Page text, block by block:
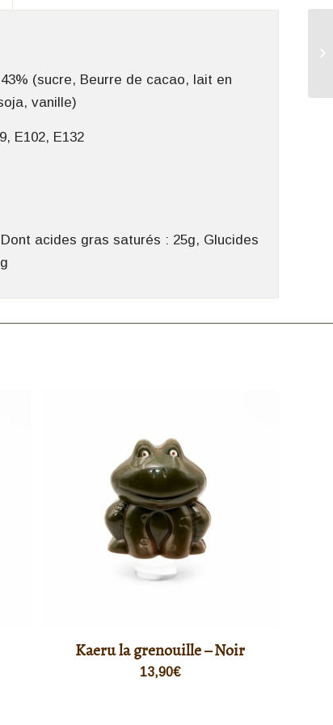
(sucre, Beurre de cacao, lait en
vanille)
E102, E132
acides gras saturés : 25g, Glucides
Kaeru la grenouille – Noir
13,90€